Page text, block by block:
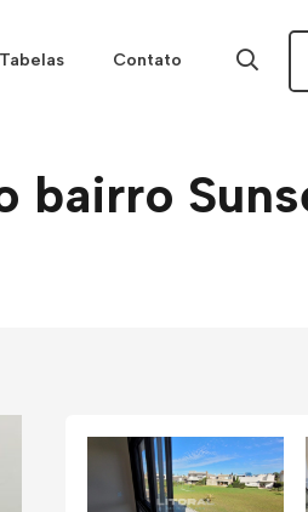
Tabelas Contato
bairro